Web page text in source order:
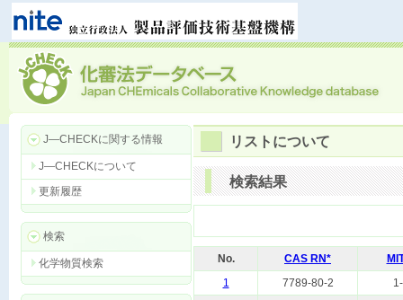
J―CHECKに関する情報
J―CHECKについて
更新履歴
検索
化学物質検索
リストについて
検索結果
No. CAS RN*
1
7789-80-2